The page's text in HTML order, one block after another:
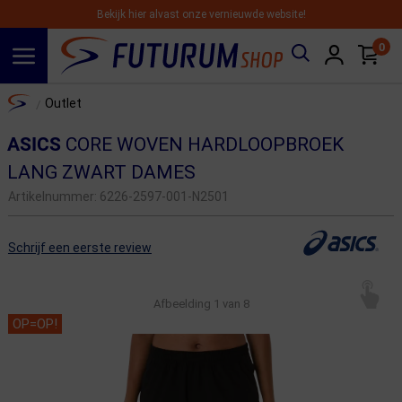
Bekijk hier alvast onze vernieuwde website!
0
Home Outlet
ASICS CORE WOVEN HARDLOOPBROEK
LANG ZWART DAMES
Artikelnummer: 6226-2597-001-N2501
Schrijf een eerste review
Afbeelding 1 van 8
OP=OP!